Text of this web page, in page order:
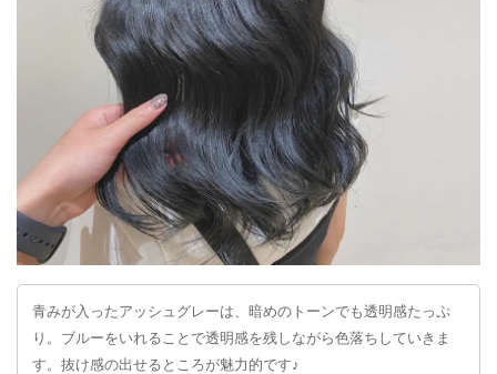
青みが入ったアッシュグレーは、暗めのトーンでも透明感たっぷ
り。ブルーをいれることで透明感を残しながら色落ちしていきま
す。抜け感の出せるところが魅力的です♪